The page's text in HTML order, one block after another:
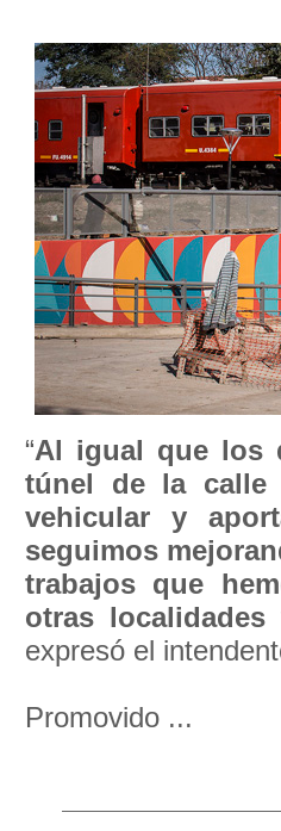
“Al igual que los
túnel de la calle
vehicular y
seguimos
trabajos que
otras
expresó el
Promovido ...